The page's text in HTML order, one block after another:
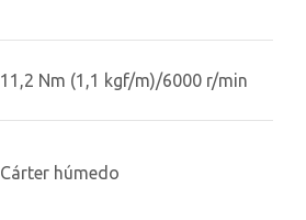
11,2 Nm (1,1 kgf/m)/6000 r/min
Cárter húmedo